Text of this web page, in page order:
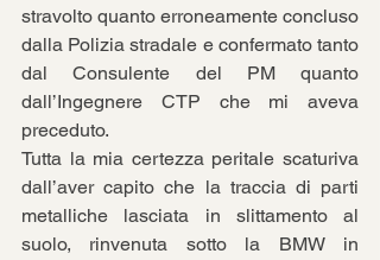
stravolto quanto erroneamente concluso
dalla Polizia stradale e confermato tanto
dal Consulente del PM quanto
dall’Ingegnere CTP che mi aveva
preceduto.
Tutta la mia certezza peritale scaturiva
dall’aver capito che la traccia di parti
metalliche lasciata in slittamento al
suolo, rinvenuta sotto la BMW in